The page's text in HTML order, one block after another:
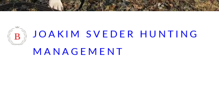
JOAKIM SVEDER HUNTING
MANAGEMENT